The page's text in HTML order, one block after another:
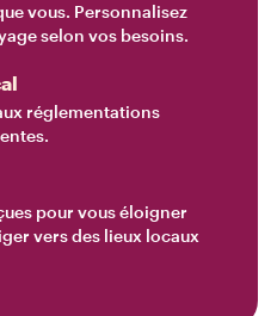
vous. Personnalisez
selon vos besoins.
réglementations
pour vous éloigner
vers des lieux locaux